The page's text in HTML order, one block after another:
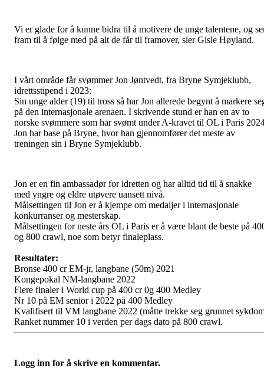
Vi er glade for å kunne bidra til å motivere de unge talentene, og
fram til å følge med på alt de får til framover, sier Gisle Høyland.
I vårt område får svømmer Jon Jøntvedt, fra Bryne Symjeklubb,
idrettsstipend i 2023:
Sin unge alder (19) til tross så har Jon allerede begynt å markere
på den internasjonale arenaen. I skrivende stund er han en av to
norske svømmere som har svømt under A-kravet til OL i Paris
Jon har base på Bryne, hvor han gjennomfører det meste av
treningen sin i Bryne Symjeklubb.
Jon er en fin ambassadør for idretten og har alltid tid til å snakke
med yngre og eldre utøvere uansett nivå.
Målsettingen til Jon er å kjempe om medaljer i internasjonale
konkurranser og mesterskap.
Målsettingen for neste års OL i Paris er å være blant de beste på
og 800 crawl, noe som betyr finaleplass.
Resultater:
Bronse 400 cr EM-jr, langbane (50m) 2021
Kongepokal NM-langbane 2022
Flere finaler i World cup på 400 cr 0g 400 Medley
Nr 10 på EM senior i 2022 på 400 Medley
Kvalifisert til VM langbane 2022 (måtte trekke seg grunnet
Ranket nummer 10 i verden per dags dato på 800 crawl.
Logg inn for å skrive en kommentar.